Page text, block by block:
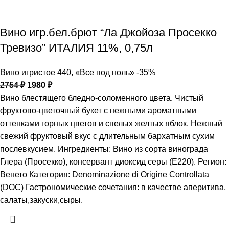
Вино игр.бел.брют “Ла Джойоза Просекко
Тревизо” ИТАЛИЯ 11%, 0,75л
Вино игристое 440, «Все под ноль» -35%
2754₽ 1980 ₽
Вино блестящего бледно-соломенного цвета. Чистый
фруктово-цветочный букет с нежными ароматными
оттенками горных цветов и спелых желтых яблок. Нежный
свежий фруктовый вкус с длительным бархатным сухим
послевкусием. Ингредиенты: Вино из сорта винограда
Глера (Просекко), консервант диоксид серы (Е220). Регион:
Венето Категория: Denominazione di Origine Controllata
(DOC) Гастрономические сочетания: в качестве аперитива,
салаты,закуски,сыры.